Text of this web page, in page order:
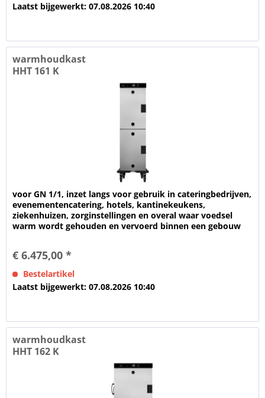
Laatst bijgewerkt: 07.08.2026 10:40
warmhoudkast
HHT 161 K
voor GN 1/1, inzet langs voor gebruik in cateringbedrijven,
evenementencatering, hotels, kantinekeukens,
ziekenhuizen, zorginstellingen en overal waar voedsel
warm wordt gehouden en vervoerd binnen een gebouw
€ 6.475,00 *
Bestelartikel
Laatst bijgewerkt: 07.08.2026 10:40
warmhoudkast
HHT 162 K